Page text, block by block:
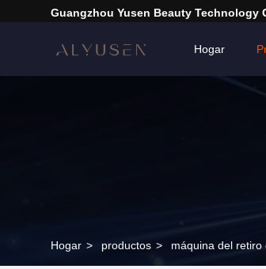
Guangzhou Yusen Beauty Technology
Hogar
Hogar > productos > máquina del